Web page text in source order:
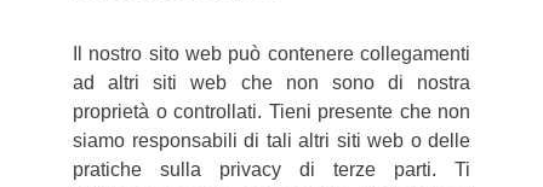
Il nostro sito web può contenere collegamenti
ad altri siti web che non sono di nostra
proprietà o controllati. Tieni presente che non
siamo responsabili di tali altri siti web o delle
pratiche sulla privacy di terze parti. Ti